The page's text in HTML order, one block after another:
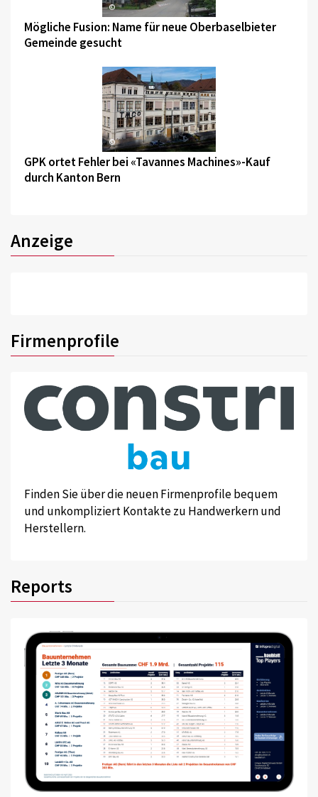
©
Mögliche Fusion: Name für neue Oberbaselbieter
Gemeinde gesucht
©
GPK ortet Fehler bei «Tavannes Machines»-Kauf
durch Kanton Bern
Anzeige
Firmenprofile
Finden Sie über die neuen Firmenprofile bequem
und unkompliziert Kontakte zu Handwerkern und
Herstellern.
Reports